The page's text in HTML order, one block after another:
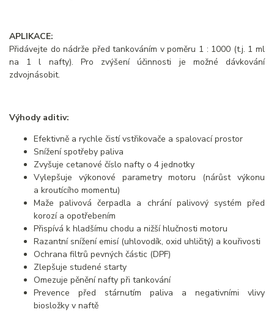
APLIKACE:
Přidávejte do nádrže před tankováním v poměru 1 : 1000 (t.j. 1 ml
na 1 l nafty). Pro zvýšení účinnosti je možné dávkování
zdvojnásobit.
Výhody aditiv:
Efektivně a rychle čistí vstřikovače a spalovací prostor
Snížení spotřeby paliva
Zvyšuje cetanové číslo nafty o 4 jednotky
Vylepšuje výkonové parametry motoru (nárůst výkonu
a kroutícího momentu)
Maže palivová čerpadla a chrání palivový systém před
korozí a opotřebením
Přispívá k hladšímu chodu a nižší hlučnosti motoru
Razantní snížení emisí (uhlovodík, oxid uhličitý) a kouřivosti
Ochrana filtrů pevných částic (DPF)
Zlepšuje studené starty
Omezuje pěnění nafty při tankování
Prevence před stárnutím paliva a negativními vlivy
biosložky v naftě